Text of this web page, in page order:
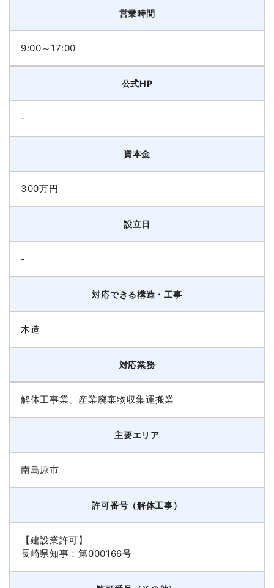
営業時間
9:00～17:00
公式HP
-
資本金
300万円
設立日
-
対応できる構造・工事
木造
対応業務
解体工事業、産業廃棄物収集運搬業
主要エリア
南島原市
許可番号（解体工事）
【建設業許可】
長崎県知事：第000166号